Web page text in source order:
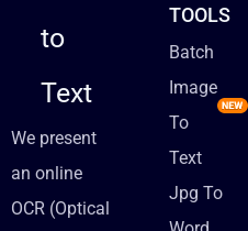
to
Text
We present
an online
OCR (Optical
TOOLS
Batch
Image
To
Text
Jpg To